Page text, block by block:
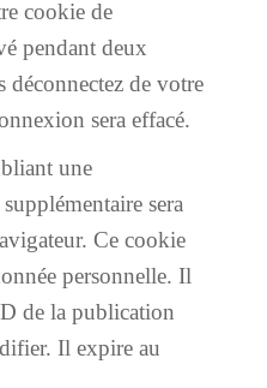
cookie de
pendant deux
déconnectez de votre
sera effacé.
une
sera
Ce cookie
personnelle. Il
de la publication
Il expire au